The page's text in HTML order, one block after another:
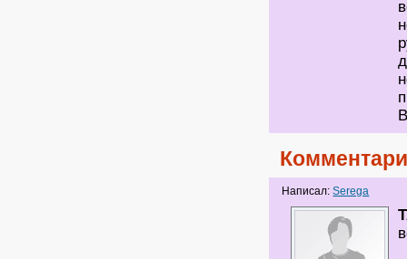
Написал:Serega